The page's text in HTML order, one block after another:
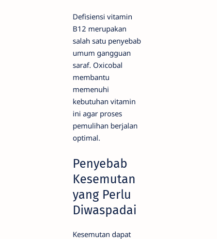
Defisiensi vitamin
B12 merupakan
salah satu penyebab
umum gangguan
saraf. Oxicobal
membantu
memenuhi
kebutuhan vitamin
ini agar proses
pemulihan berjalan
optimal.
Penyebab
Kesemutan
yang Perlu
Diwaspadai
Kesemutan dapat